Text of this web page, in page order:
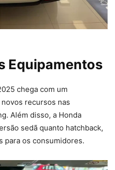
Equipamentos
chega com um
recursos nas
Além disso, a Honda
sedã quanto hatchback,
para os consumidores.